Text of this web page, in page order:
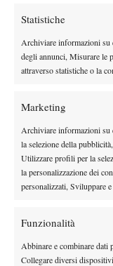
Statistiche
Archiviare informazioni su
degli annunci, Misurare le
attraverso statistiche o la
Marketing
Archiviare informazioni su
la selezione della
Utilizzare profili per la
la personalizzazione dei
personalizzati, Sviluppare
Funzionalità
Abbinare e combinare dati
Collegare diversi
prestigiose in carriera.